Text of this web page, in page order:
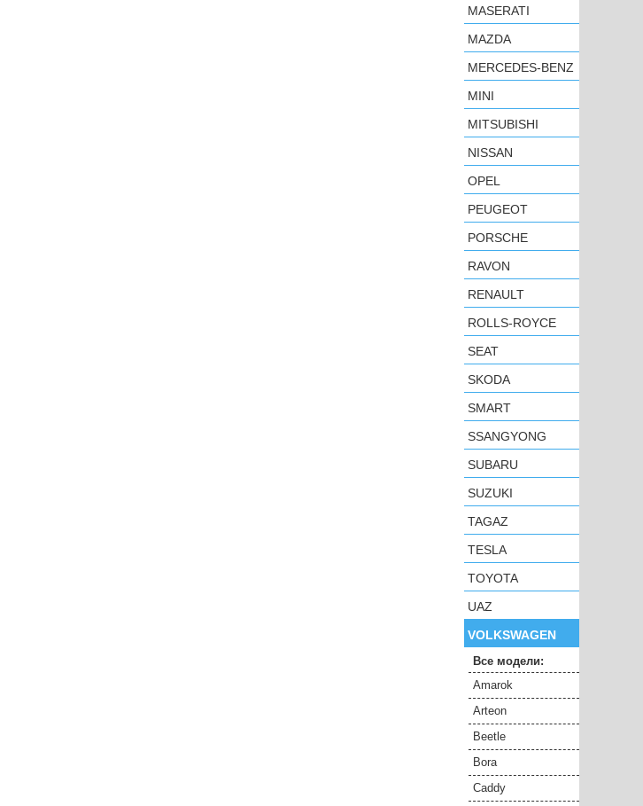
MASERATI
MAZDA
MERCEDES-BENZ
MINI
MITSUBISHI
NISSAN
OPEL
PEUGEOT
PORSCHE
RAVON
RENAULT
ROLLS-ROYCE
SEAT
SKODA
SMART
SSANGYONG
SUBARU
SUZUKI
TAGAZ
TESLA
TOYOTA
UAZ
VOLKSWAGEN
Все модели:
Amarok
Arteon
Beetle
Bora
Caddy